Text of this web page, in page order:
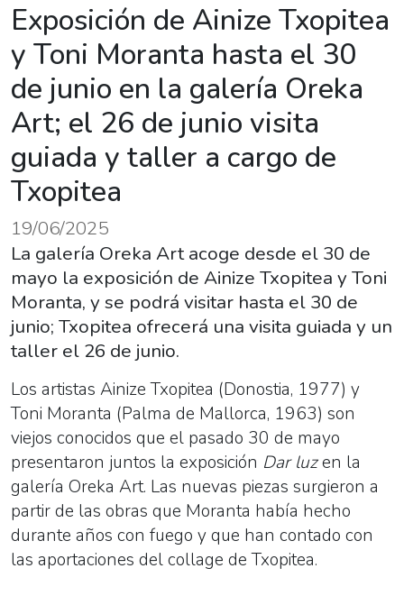
Exposición de Ainize Txopitea
y Toni Moranta hasta el 30
de junio en la galería Oreka
Art; el 26 de junio visita
guiada y taller a cargo de
Txopitea
19/06/2025
La galería Oreka Art acoge desde el 30 de
mayo la exposición de Ainize Txopitea y Toni
Moranta, y se podrá visitar hasta el 30 de
junio; Txopitea ofrecerá una visita guiada y un
taller el 26 de junio.
Los artistas Ainize Txopitea (Donostia, 1977) y
Toni Moranta (Palma de Mallorca, 1963) son
viejos conocidos que el pasado 30 de mayo
presentaron juntos la exposición Dar luzen la
galería Oreka Art. Las nuevas piezas surgieron a
partir de las obras que Moranta había hecho
durante años con fuego y que han contado con
las aportaciones del collage de Txopitea.